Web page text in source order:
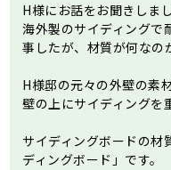
H様にお話をお聞きしま
海外製のサイディングで
事したが、材質が何なの
H様邸の元々の外壁の素
壁の上にサイディングを
サイディングボードの材
ディングボード」です。